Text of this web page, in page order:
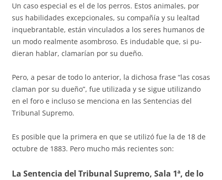
Un caso especial es el de los perros. Estos animales, por
sus habili­da­des excepcionales, su compañía y su lealtad
inquebrantable, están vincu­la­­dos a los seres humanos de
un modo realmente asombroso. Es indu­da­ble que, si pu­
dieran hablar, clamarían por su dueño.
Pero, a pesar de todo lo anterior, la dichosa frase “las cosas
claman por su dueño”, fue utilizada y se sigue utilizando
en el foro e incluso se men­ciona en las Sen­tencias del
Tribunal Supremo.
Es posible que la primera en que se utilizó fue la de 18 de
octubre de 1883. Pero mucho más recientes son:
La Sentencia del Tribunal Supremo, Sala 1ª, de lo